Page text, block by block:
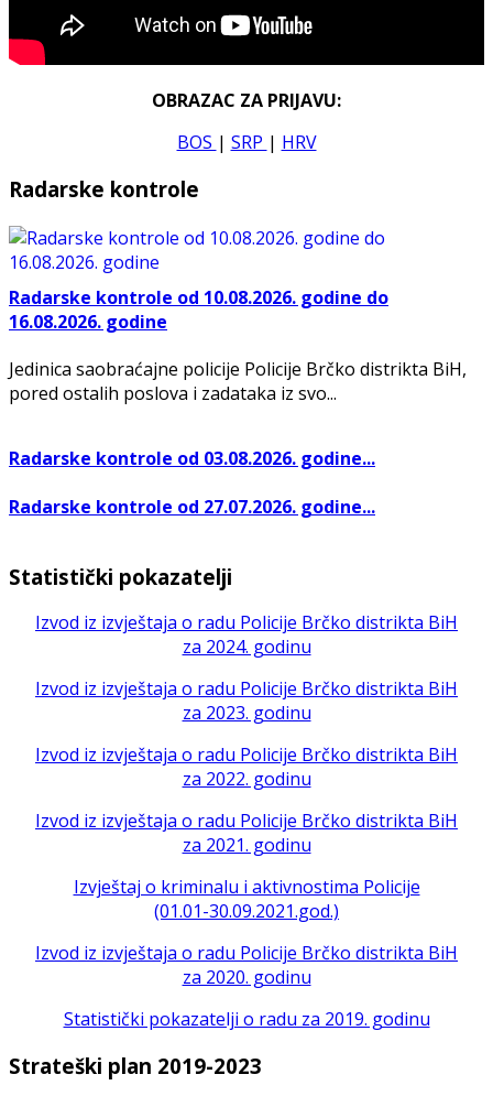
OBRAZAC ZA PRIJAVU:
BOS | SRP | HRV
Radarske kontrole
Radarske kontrole od 10.08.2026. godine do
16.08.2026. godine
Jedinica saobraćajne policije Policije Brčko distrikta BiH,
pored ostalih poslova i zadataka iz svo...
Radarske kontrole od 03.08.2026. godine...
Radarske kontrole od 27.07.2026. godine...
Statistički pokazatelji
Izvod iz izvještaja o radu Policije Brčko distrikta BiH
za 2024. godinu
Izvod iz izvještaja o radu Policije Brčko distrikta BiH
za 2023. godinu
Izvod iz izvještaja o radu Policije Brčko distrikta BiH
za 2022. godinu
Izvod iz izvještaja o radu Policije Brčko distrikta BiH
za 2021. godinu
Izvještaj o kriminalu i aktivnostima Policije
(01.01-30.09.2021.god.)
Izvod iz izvještaja o radu Policije Brčko distrikta BiH
za 2020. godinu
Statistički pokazatelji o radu za 2019. godinu
Strateški plan 2019-2023